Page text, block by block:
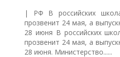
| РФ В российских
прозвенит 24 мая, а
28 июня В российских
прозвенит 24 мая, а
28 июня. Министерство......